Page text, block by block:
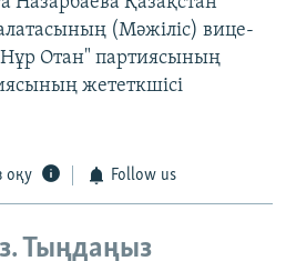
(Мәжіліс) вице-
"Нұр Отан" партиясының
жететкшісі
оқу Follow us
Тыңдаңыз